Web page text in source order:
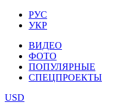
РУС
УКР
ВИДЕО
ФОТО
ПОПУЛЯРНЫЕ
СПЕЦПРОЕКТЫ
USD